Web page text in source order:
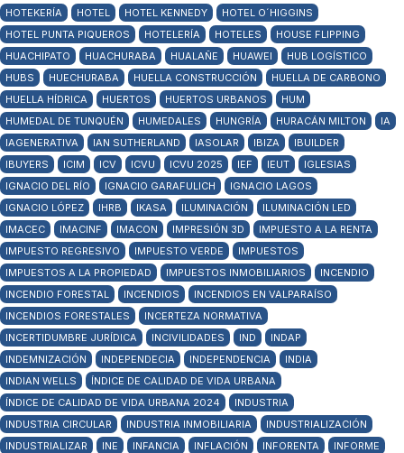
HOTEKERÍA
HOTEL HOTEL KENNEDY
HOTEL O´HIGGINS
HOTEL PUNTA PIQUEROS
HOTELERÍA HOTELES
HOUSE FLIPPING
HUACHIPATO
HUACHURABA HUALAÑE HUAWEI
HUB LOGÍSTICO
HUBS
HUECHURABA HUELLA CONSTRUCCIÓN
HUELLA DE CARBONO
HUELLA HÍDRICA
HUERTOS HUERTOS URBANOS
HUM
HUMEDAL DE TUNQUÉN
HUMEDALES HUNGRÍA HURACÁN MILTON
IA
IAGENERATIVA
IAN SUTHERLAND IASOLAR IBIZA
IBUILDER
IBUYERS
ICIM ICV ICVU ICVU 2025 IEF IEUT
IGLESIAS
IGNACIO DEL RÍO
IGNACIO GARAFULICH
IGNACIO LAGOS
IGNACIO LÓPEZ
IHRB IKASA ILUMINACIÓN
ILUMINACIÓN LED
IMACEC
IMACINF IMACON IMPRESIÓN 3D
IMPUESTO A LA RENTA
IMPUESTO REGRESIVO
IMPUESTO VERDE
IMPUESTOS
IMPUESTOS A LA PROPIEDAD
IMPUESTOS INMOBILIARIOS
INCENDIO
INCENDIO FORESTAL
INCENDIOS
INCENDIOS EN VALPARAÍSO
INCENDIOS FORESTALES
INCERTEZA NORMATIVA
INCERTIDUMBRE JURÍDICA
INCIVILIDADES IND
INDAP
INDEMNIZACIÓN
INDEPENDECIA INDEPENDENCIA
INDIA
INDIAN WELLS
ÍNDICE DE CALIDAD DE VIDA URBANA
ÍNDICE DE CALIDAD DE VIDA URBANA 2024
INDUSTRIA
INDUSTRIA CIRCULAR
INDUSTRIA INMOBILIARIA
INDUSTRIALIZACIÓN
INDUSTRIALIZAR
INE INFANCIA INFLACIÓN INFORENTA
INFORME